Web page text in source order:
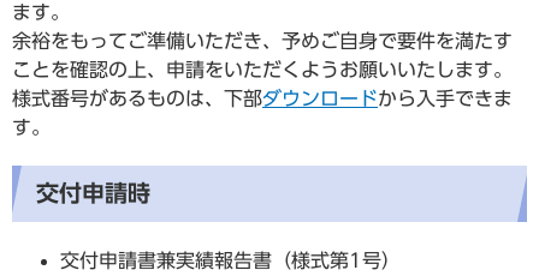
ます。
余裕をもってご準備いただき、予めご自身で要件を満たす
ことを確認の上、申請をいただくようお願いいたします。
様式番号があるものは、下部ダウンロードから入手できま
す。
交付申請時
交付申請書兼実績報告書（様式第1号）